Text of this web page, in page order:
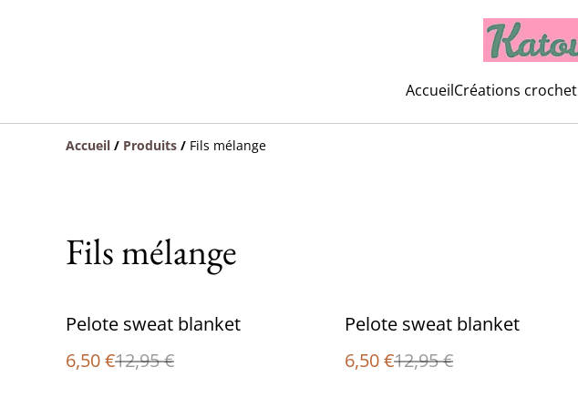
AccueilCréations crochet
Accueil / Produits / Fils mélange
Fils mélange
%
Pelote sweat blanket
6,50 €12,95 €
%
Pelote sweat blanket
6,50 €12,95 €